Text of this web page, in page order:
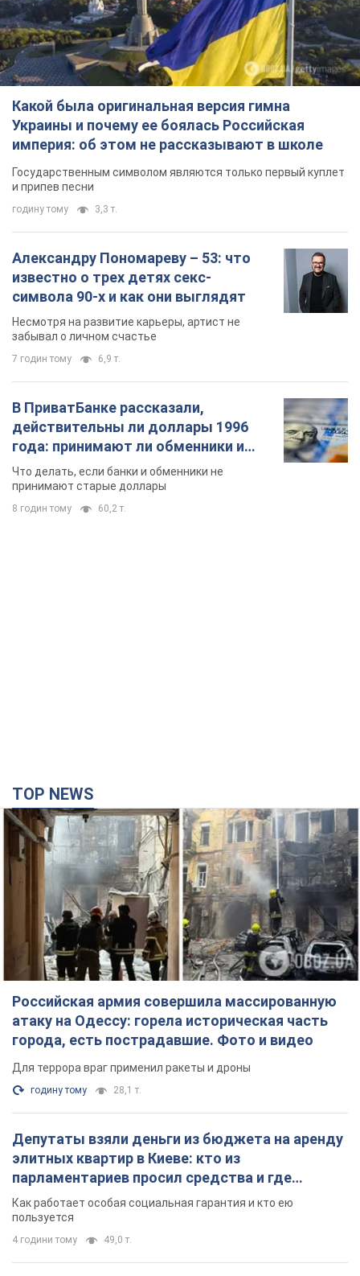
Какой была оригинальная версия гимна
Украины и почему ее боялась Российская
империя: об этом не рассказывают в школе
Государственным символом являются только первый куплет
и припев песни
годину тому 3,3 т.
Александру Пономареву – 53: что
известно о трех детях секс-
символа 90-х и как они выглядят
Несмотря на развитие карьеры, артист не
забывал о личном счастье
7 годин тому 6,9 т.
В ПриватБанке рассказали,
действительны ли доллары 1996
года: принимают ли обменники и
банки такие купюры
Что делать, если банки и обменники не
принимают старые доллары
8 годин тому 60,2 т.
TOP NEWS
Российская армия совершила массированную
атаку на Одессу: горела историческая часть
города, есть пострадавшие. Фото и видео
Для террора враг применил ракеты и дроны
годину тому 28,1 т.
Депутаты взяли деньги из бюджета на аренду
элитных квартир в Киеве: кто из
парламентариев просил средства и где
поселился
Как работает особая социальная гарантия и кто ею
пользуется
4 години тому 49,0 т.